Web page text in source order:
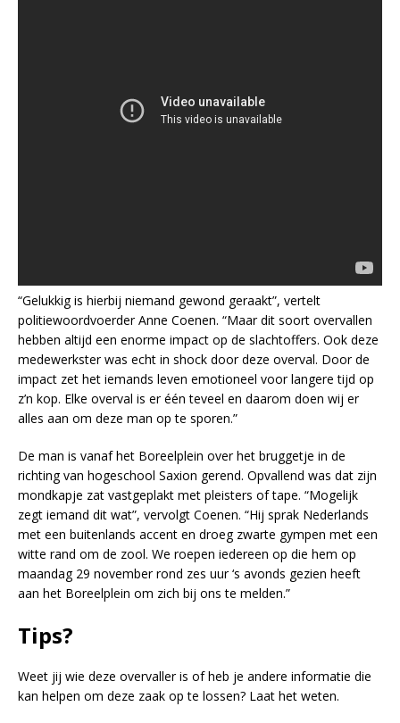
“Gelukkig is hierbij niemand gewond geraakt”, vertelt
politiewoordvoerder Anne Coenen. “Maar dit soort overvallen
hebben altijd een enorme impact op de slachtoffers. Ook deze
medewerkster was echt in shock door deze overval. Door de
impact zet het iemands leven emotioneel voor langere tijd op
z’n kop. Elke overval is er één teveel en daarom doen wij er
alles aan om deze man op te sporen.”
De man is vanaf het Boreelplein over het bruggetje in de
richting van hogeschool Saxion gerend. Opvallend was dat zijn
mondkapje zat vastgeplakt met pleisters of tape. “Mogelijk
zegt iemand dit wat”, vervolgt Coenen. “Hij sprak Nederlands
met een buitenlands accent en droeg zwarte gympen met een
witte rand om de zool. We roepen iedereen op die hem op
maandag 29 november rond zes uur ‘s avonds gezien heeft
aan het Boreelplein om zich bij ons te melden.”
Tips?
Weet jij wie deze overvaller is of heb je andere informatie die
kan helpen om deze zaak op te lossen? Laat het weten.